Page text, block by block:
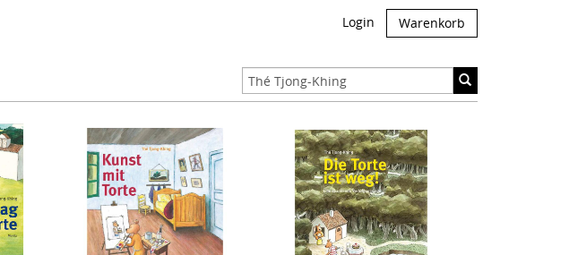
Login Warenkorb